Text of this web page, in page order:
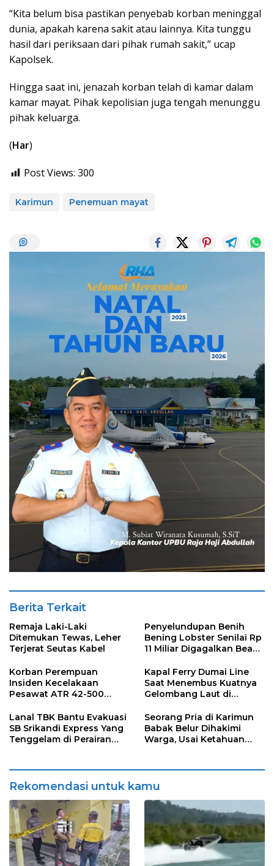
“Kita belum bisa pastikan penyebab korban meninggal
dunia, apakah karena sakit atau lainnya. Kita tunggu
hasil dari periksaan dari pihak rumah sakit,” ucap
Kapolsek.
Hingga saat ini, jenazah korban telah di kamar dalam
kamar mayat. Pihak kepolisian juga tengah menunggu
pihak keluarga.
(Har)
Post Views: 300
Karimun Penemuan mayat
Berita Terkait
Remaja Laki-Laki
Ditemukan Tewas, Leher
Terjerat Seutas Kabel
Penyelundupan Benih
Bening Lobster Senilai Rp
11 Miliar Digagalkan Bea
Korban Perempuan
Insiden Kecelakaan
Pesawat ATR 42-500
Kapal Ferry Dumai Line
Saat Menembus Kuatnya
Gelombang Laut di
Lanal TBK Bantu Evakuasi
SB Srikandi Express Yang
Tenggelam di Perairan
Seorang Pria di Karimun
Babak Belur Dihakimi
Warga, Usai Ketahuan
Rekomendasi untuk kamu